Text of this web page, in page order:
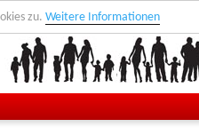
zu. Weitere Informationen